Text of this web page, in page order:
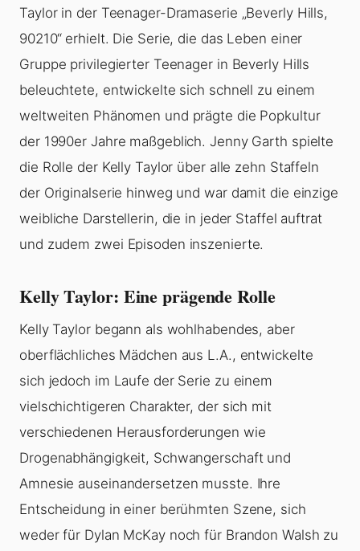
Taylor in der Teenager-Dramaserie „Beverly Hills,
90210“ erhielt. Die Serie, die das Leben einer
Gruppe privilegierter Teenager in Beverly Hills
beleuchtete, entwickelte sich schnell zu einem
weltweiten Phänomen und prägte die Popkultur
der 1990er Jahre maßgeblich. Jenny Garth spielte
die Rolle der Kelly Taylor über alle zehn Staffeln
der Originalserie hinweg und war damit die einzige
weibliche Darstellerin, die in jeder Staffel auftrat
und zudem zwei Episoden inszenierte.
Kelly Taylor: Eine prägende Rolle
Kelly Taylor begann als wohlhabendes, aber
oberflächliches Mädchen aus L.A., entwickelte
sich jedoch im Laufe der Serie zu einem
vielschichtigeren Charakter, der sich mit
verschiedenen Herausforderungen wie
Drogenabhängigkeit, Schwangerschaft und
Amnesie auseinandersetzen musste. Ihre
Entscheidung in einer berühmten Szene, sich
weder für Dylan McKay noch für Brandon Walsh zu